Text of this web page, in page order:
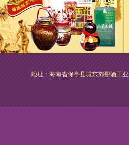
地址：海南省保亭县城东郊酿酒工